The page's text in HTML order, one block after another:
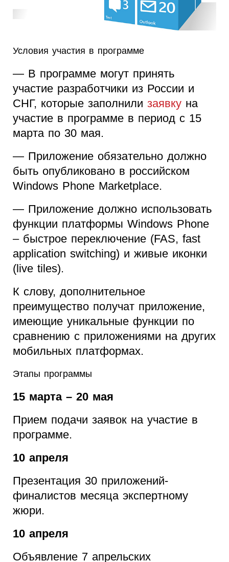
Условия участия в программе
— В программе могут принять
участие разработчики из России и
СНГ, которые заполнили заявку на
участие в программе в период с 15
марта по 30 мая.
— Приложение обязательно должно
быть опубликовано в российском
Windows Phone Marketplace.
— Приложение должно использовать
функции платформы Windows Phone
– быстрое переключение (FAS, fast
application switching) и живые иконки
(live tiles).
К слову, дополнительное
преимущество получат приложение,
имеющие уникальные функции по
сравнению с приложениями на других
мобильных платформах.
Этапы программы
15 марта – 20 мая
Прием подачи заявок на участие в
программе.
10 апреля
Презентация 30 приложений-
финалистов месяца экспертному
жюри.
10 апреля
Объявление 7 апрельских